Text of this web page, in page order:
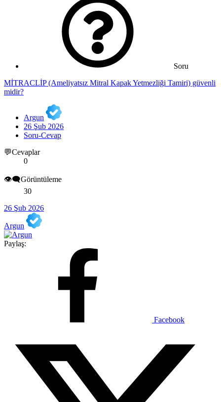
Soru
MİTRACLİP (Ameliyatsız Mitral Kapak Yetmezliği Tamiri) güvenli
midir?
Argun
26 Şub 2026
Soru-Cevap
💬Cevaplar
0
👁️‍🗨️Görüntüleme
30
26 Şub 2026
Argun
Paylaş:
Facebook